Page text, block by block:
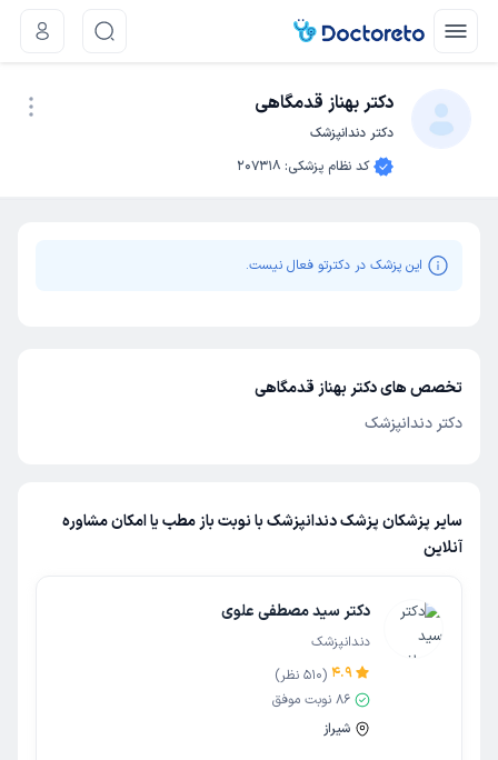
دکتر بهناز قدمگاهی
دکتر دندانپزشک
کد نظام پزشکی:
207318
این پزشک در دکترتو فعال نیست.
تخصص های دکتر بهناز قدمگاهی
دکتر دندانپزشک
سایر پزشکان پزشک دندانپزشک با نوبت باز مطب یا امکان مشاوره
آنلاین
دکتر سید مصطفی علوی
دندانپزشک
4.9
(
510 نظر)
86 نوبت موفق
شیراز